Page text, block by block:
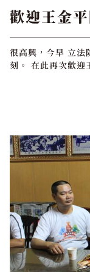
歡迎王金
很高興，今早 立法
刻。 在此再次歡迎